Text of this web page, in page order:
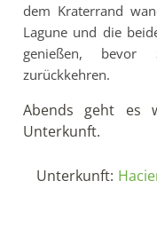
dem Kraterrand
Lagune und die
genießen, bevor
zurückkehren.
Abends geht es
Unterkunft.
Unterkunft: